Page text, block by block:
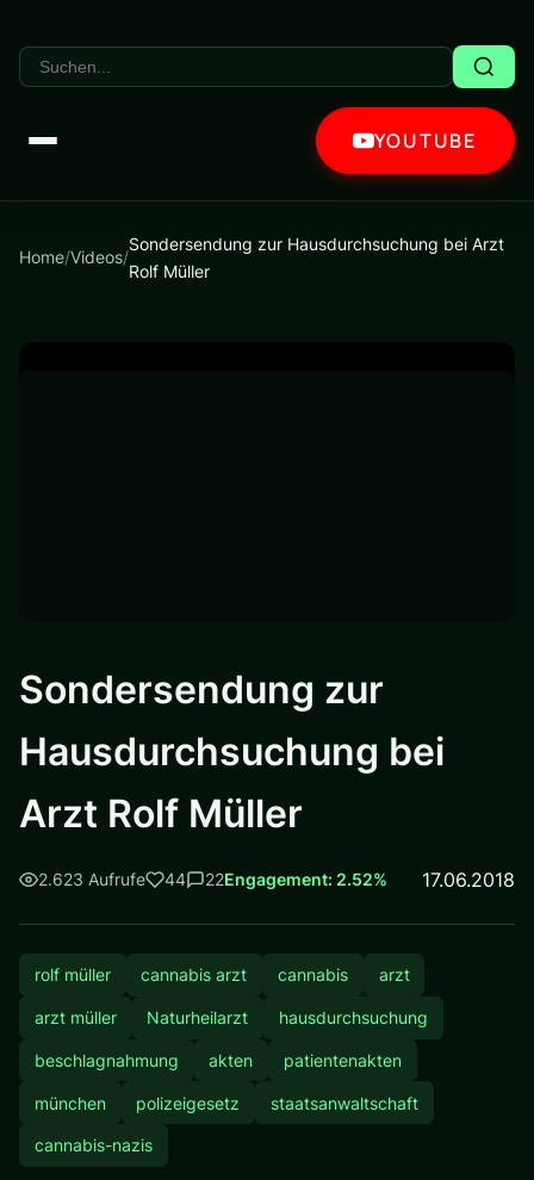
YOUTUBE
Home/Videos/
Sondersendung zur Hausdurchsuchung bei Arzt
Rolf Müller
Sondersendung zur
Hausdurchsuchung bei
Arzt Rolf Müller
2.623 Aufrufe 44 22Engagement: 2.52% 17.06.2018
rolf müller cannabis arzt cannabis arzt
arzt müller Naturheilarzt hausdurchsuchung
beschlagnahmung akten patientenakten
münchen polizeigesetz staatsanwaltschaft
cannabis-nazis